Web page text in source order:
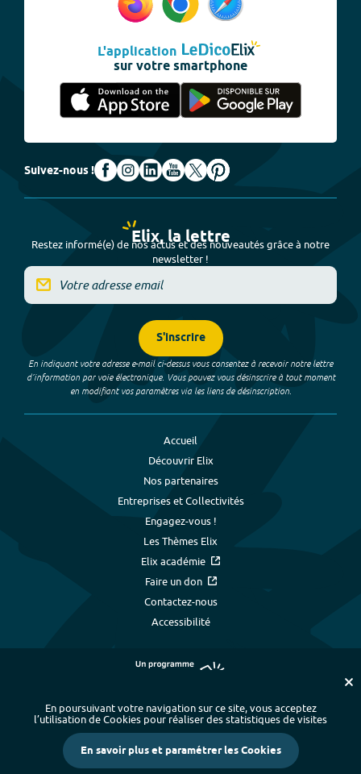
L'application
sur votre smartphone
Suivez-nous !
Elix, la lettre
Restez informé(e) de nos actus et des nouveautés grâce à notre
newsletter !
S'inscrire
En indiquant votre adresse e-mail ci-dessus vous consentez à recevoir notre lettre
d’information par voie électronique. Vous pouvez vous désinscrire à tout moment
en modifiant vos paramètres via les liens de désinscription.
Accueil
Découvrir Elix
Nos partenaires
Entreprises et Collectivités
Engagez-vous !
Les Thèmes Elix
Elix académie
Faire un don
Contactez-nous
Accessibilité
Plan du site - Index alphabétique
-
Mentions légales et données personnelles
- Paramétrer les cookies
Crédits
En poursuivant votre navigation sur ce site, vous acceptez
l’utilisation de Cookies pour réaliser des statistiques de visites
En savoir plus et paramétrer les Cookies